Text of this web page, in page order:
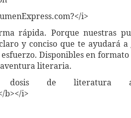
i>
rápida. Porque nuestras
y conciso que te ayudará
Disponibles en
literaria.
dosis de literatura
b></i>